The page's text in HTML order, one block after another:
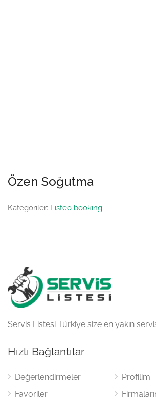
Özen Soğutma
Kategoriler: Listeo booking
Servis Listesi Türkiye size en yakın
Hızlı Bağlantılar
Değerlendirmeler
Favoriler
Profilim